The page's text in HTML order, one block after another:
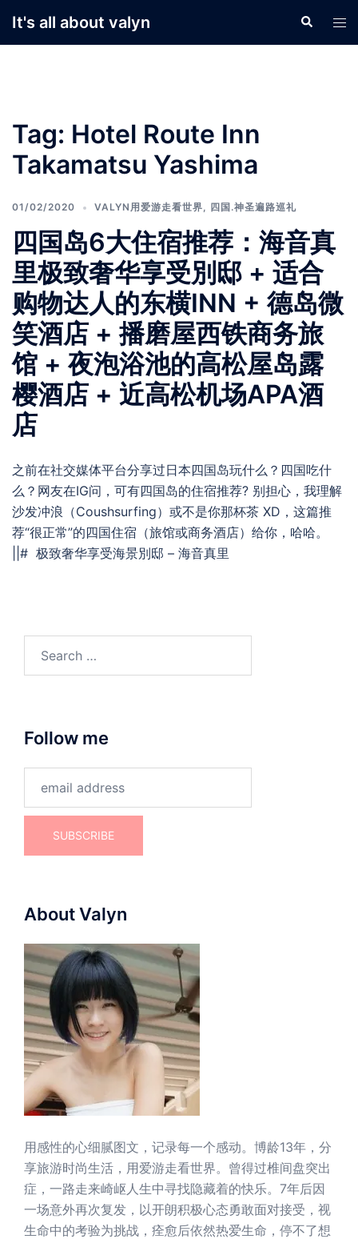
It's all about valyn Search
Tag: Hotel Route Inn
Takamatsu Yashima
01/02/2020 VALYN用爱游走看世界, 四国.神圣遍路巡礼
四国岛6大住宿推荐：海音真
里极致奢华享受別邸 + 适合
购物达人的东横INN + 德岛微
笑酒店 + 播磨屋西铁商务旅
馆 + 夜泡浴池的高松屋岛露
樱酒店 + 近高松机场APA酒
店
之前在社交媒体平台分享过日本四国岛玩什么？四国吃什
么？网友在IG问，可有四国岛的住宿推荐? 别担心，我理解
沙发冲浪（Coushsurfing）或不是你那杯茶 XD，这篇推
荐“很正常”的四国住宿（旅馆或商务酒店）给你，哈哈。
||# 极致奢华享受海景別邸 – 海音真里
Follow me
About Valyn
用感性的心细腻图文，记录每一个感动。博龄13年，分
享旅游时尚生活，用爱游走看世界。曾得过椎间盘突出
症，一路走来崎岖人生中寻找隐藏着的快乐。7年后因
一场意外再次复发，以开朗积极心态勇敢面对接受，视
生命中的考验为挑战，痊愈后依然热爱生命，停不了想